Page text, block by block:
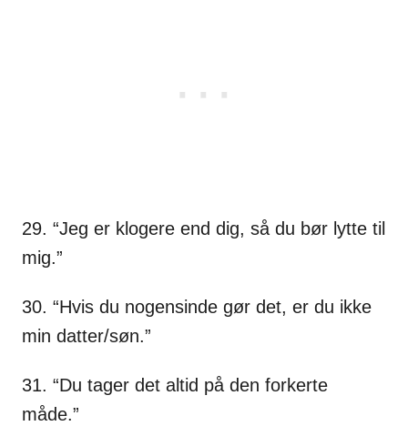
29. “Jeg er klogere end dig, så du bør lytte til
mig.”
30. “Hvis du nogensinde gør det, er du ikke
min datter/søn.”
31. “Du tager det altid på den forkerte
måde.”